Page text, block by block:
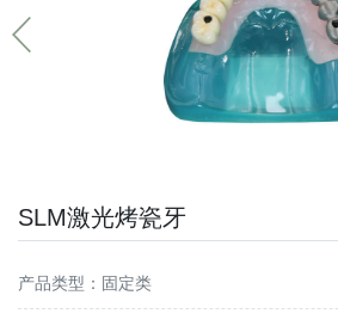
SLM激光烤瓷牙
产品类型：固定类